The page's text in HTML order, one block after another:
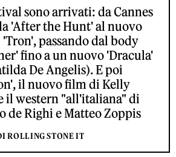
sono arrivati: da Cannes
'After the Hunt' al nuovo
passando dal body
fino a un nuovo 'Dracula'
De Angelis). E poi
il nuovo film di Kelly
il western "all'italiana" di
de Righi e Matteo Zoppis
ROLLING STONE IT